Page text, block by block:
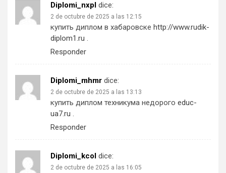
Diplomi_nxpl dice:
2 de octubre de 2025 a las 12:15
купить диплом в хабаровске http://www.rudik-
diplom1.ru .
Responder
Diplomi_mhmr dice:
2 de octubre de 2025 a las 13:13
купить диплом техникума недорого educ-
ua7.ru .
Responder
Diplomi_kcol dice:
2 de octubre de 2025 a las 16:05